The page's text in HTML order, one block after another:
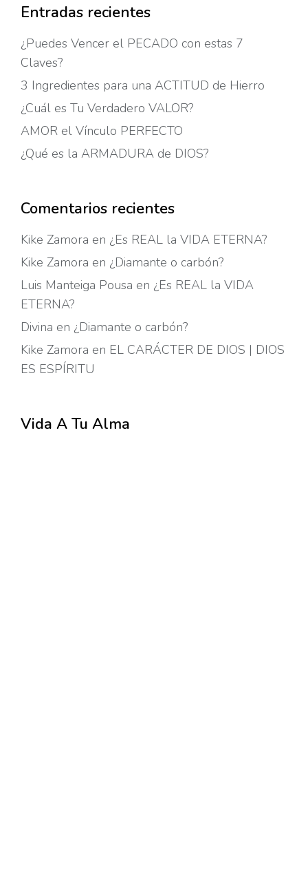
Entradas recientes
¿Puedes Vencer el PECADO con estas 7
Claves?
3 Ingredientes para una ACTITUD de Hierro
¿Cuál es Tu Verdadero VALOR?
AMOR el Vínculo PERFECTO
¿Qué es la ARMADURA de DIOS?
Comentarios recientes
Kike Zamora en ¿Es REAL la VIDA ETERNA?
Kike Zamora en ¿Diamante o carbón?
Luis Manteiga Pousa en ¿Es REAL la VIDA
ETERNA?
Divina en ¿Diamante o carbón?
Kike Zamora en EL CARÁCTER DE DIOS | DIOS
ES ESPÍRITU
Vida A Tu Alma